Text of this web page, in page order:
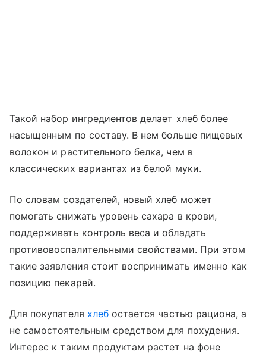
Такой набор ингредиентов делает хлеб более
насыщенным по составу. В нем больше пищевых
волокон и растительного белка, чем в
классических вариантах из белой муки.
По словам создателей, новый хлеб может
помогать снижать уровень сахара в крови,
поддерживать контроль веса и обладать
противовоспалительными свойствами. При этом
такие заявления стоит воспринимать именно как
позицию пекарей.
Для покупателя хлебостается частью рациона, а
не самостоятельным средством для похудения.
Интерес к таким продуктам растет на фоне